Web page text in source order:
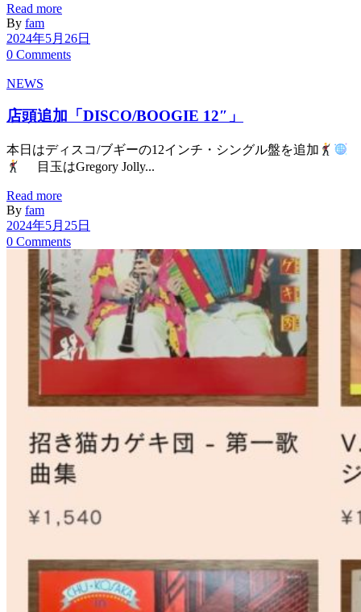
Read more
By fam
2024年5月26日
0 Comments
NEWS
店頭追加「DISCO/BOOGIE 12″」
本日はディスコ/ブギーの12インチ・シングル盤を追加
目玉はGregory Jolly...
Read more
By fam
2024年5月25日
0 Comments